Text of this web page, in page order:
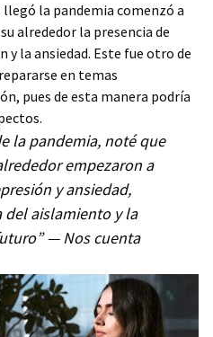
la pandemia comenzó a
alrededor la presencia de
la ansiedad. Este fue otro de
en temas
pues de esta manera podría
la pandemia, noté que
empezaron a
y ansiedad,
aislamiento y la
— Nos cuenta